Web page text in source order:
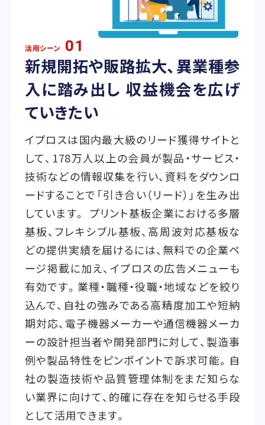
活用シーン 01
新規開拓や販路拡大、異業種参
入に踏み出し 収益機会を広げ
ていきたい
イプロスは国内最大級のリード獲得サイトと
して、178万人以上の会員が製品・サービス・
技術などの情報収集を行い、資料をダウンロ
ードすることで「引き合い（リード）」を生み出
しています。 プリント基板企業における多層
基板、フレキシブル基板、高周波対応基板な
どの提供実績を届けるには、無料での企業ペ
ージ掲載に加え、イプロスの広告メニューも
有効です。業種・職種・役職・地域などを絞り
込んで、自社の強みである高精度加工や短納
期対応、電子機器メーカーや通信機器メーカ
ーの設計担当者や開発部門に対して、製造事
例や製品特性をピンポイントで訴求可能。自
社の製造技術や品質管理体制をまだ知らな
い業界に向けて、的確に存在を知らせる手段
として活用できます。